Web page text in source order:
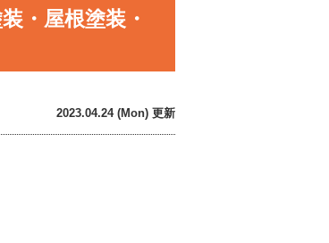
・屋根塗装・
2023.04.24 (Mon) 更新